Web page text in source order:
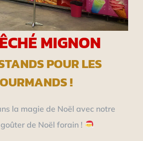
MIGNON
POUR LES
!
la magie de Noël avec notre
de Noël forain !